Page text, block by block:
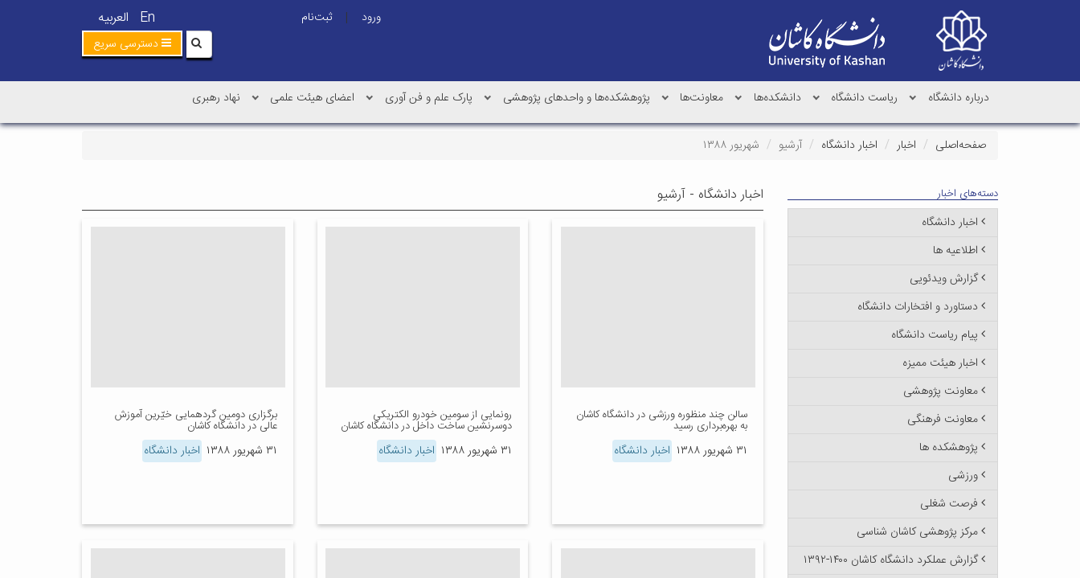
En العربیه ورود |
ثبت‌نام
دسترسی سریع
درباره دانشگاه ریاست دانشگاه دانشکده‌ها معاونت‌ها پژوهشکده‌ها و واحدهای پژوهشی پارک علم و فن آوری اعضای هیئت علمی نهاد رهبری
صفحه‌اصلی اخبار اخبار دانشگاه آرشیو شهریور ۱۳۸۸
اخبار دانشگاه - آرشیو
سالن چند منظوره ورزشی در دانشگاه کاشان
به بهره‌برداری رسید
۳۱ شهریور ۱۳۸۸ اخبار دانشگاه
رونمایی از سومین خودرو الکتریکی
دوسرنشین ساخت داخل در دانشگاه کاشان
۳۱ شهریور ۱۳۸۸ اخبار دانشگاه
برگزاری دومین گردهمایی خیّرین آموزش
عالی در دانشگاه کاشان
۳۱ شهریور ۱۳۸۸ اخبار دانشگاه
دسته‌های اخبار
اخبار دانشگاه
اطلاعیه ها
گزارش ویدئویی
دستاورد و افتخارات دانشگاه
پیام ریاست دانشگاه
اخبار هیئت ممیزه
معاونت پژوهشی
معاونت فرهنگی
پژوهشکده ها
ورزشی
فرصت شغلی
مرکز پژوهشی کاشان شناسی
گزارش عملکرد دانشگاه کاشان ۱۴۰۰-۱۳۹۲